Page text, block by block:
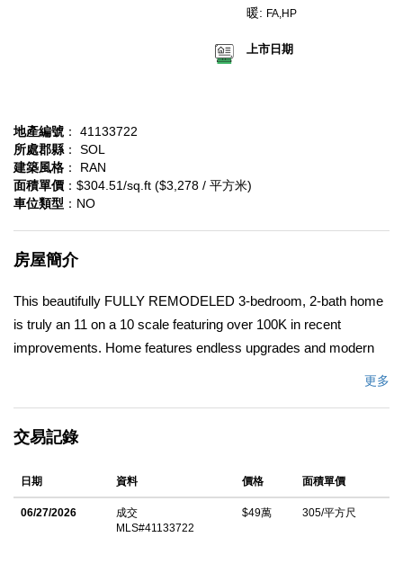
暖: FA,HP
上市日期
地產編號 ： 41133722
所處郡縣 ： SOL
建築風格 ： RAN
面積單價 ：$304.51/sq.ft ($3,278 / 平方米)
車位類型 ：NO
房屋簡介
This beautifully FULLY REMODELED 3-bedroom, 2-bath home
is truly an 11 on a 10 scale featuring over 100K in recent
improvements. Home features endless upgrades and modern
The spacious layout includes a large family room, generous
laundry room with plenty of storage space. Additional upgrades
include central heat and air, new dual-pane windows, new
window coverings, a new tankless water heater, fresh interior
更多
交易記錄
日期 資料 價格 面積單價
06/27/2026
成交
MLS#41133722
$49萬 305/平方尺